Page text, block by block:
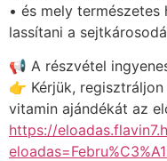
• és mely
lassítani a
📢 A részvétel
👉 Kérjük,
vitamin ajándékát az
https://